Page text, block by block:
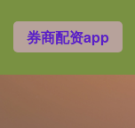
券商配资app